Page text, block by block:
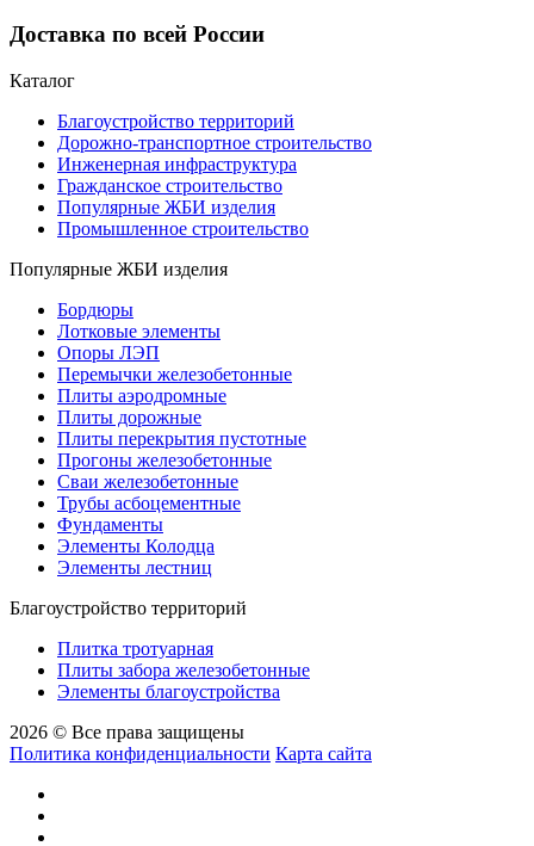
Доставка по всей России
Каталог
Благоустройство территорий
Дорожно-транспортное строительство
Инженерная инфраструктура
Гражданское строительство
Популярные ЖБИ изделия
Промышленное строительство
Популярные ЖБИ изделия
Бордюры
Лотковые элементы
Опоры ЛЭП
Перемычки железобетонные
Плиты аэродромные
Плиты дорожные
Плиты перекрытия пустотные
Прогоны железобетонные
Сваи железобетонные
Трубы асбоцементные
Фундаменты
Элементы Колодца
Элементы лестниц
Благоустройство территорий
Плитка тротуарная
Плиты забора железобетонные
Элементы благоустройства
2026 © Все права защищены
Политика конфиденциальности Карта сайта